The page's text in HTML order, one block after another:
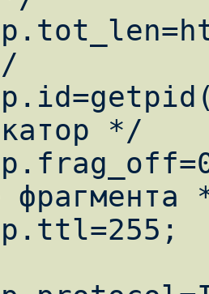
*/
фрагмента